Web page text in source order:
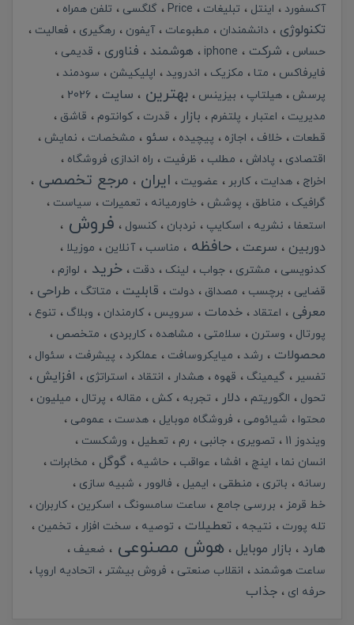
آکسفورد
اینتل تبلیغات Price گلگسی تلفن همراه
تکنولوژی دانشمندان مطبوعات آیفون رهگیری
فعالیت
حساس
شرکت iphone هوشمند فناوری
قدیمی
فایرفاکس
متا مکزیک اندروید اپلیکیشن
سودمند
پرسش
هیلتاپ بیزینس بهترین سایت
2026
مدیریت
اعتبار پلتفرم بازار قدرت کوانتوم
قاشق
قطعات
خلاف اجازه پیچیده سئو مشخصات
نمایش
اقتصادی
پاداش مطلب ظرفیت
راه اندازی فروشگاه
اخراج
هدایت کاربر عضویت ایران مرجع تخصصی
گرافیک مناطق پوشش خاورمیانه تعمیرات
سیاست
استعفا
نشریه اسکایپ نردبان کنسول فروش
دوربین سرعت حافظه مناسب آنلاین
موزیلا
کدنویسی
مشتری جواب لینک دقت خرید
لوازم
قضایی
برچسب مصداق دولت قابلیت متاتگ
طراحی
معرفی
اعتقاد خدمات سرویس کارمندان وبلاگ
تنوع
پورتال
وسترن سلامتی مشاهده کاربردی متخصص
محصولات رشد میایکروسافت عملکرد پیشرفت
سئوال
تفسیر
گیمینگ قهوه هشدار انتقاد استراتژی افزایش
تحول الگوریتم دلار تجربه کش مقاله پرتال
میلیون
محتوا
شیائومی فروشگاه موبایل هدست
عمومی
ویندوز 11
تصویری جانبی رم تعطیل
ورشکست
انسان نما
اینچ افشا عواقب حاشیه گوگل
مخابرات
رسانه
باتری منطقی ایمیل فالوور
شبیه سازی
خط قرمز
بررسی جامع ساعت سامسونگ اسکرین
کاربران
تله پورت
نتیجه تعطیلات توصیه سخت افزار تخمین
هارد بازار موبایل هوش مصنوعی
ضعیف
ساعت هوشمند
انقلاب صنعتی فروش بیشتر
اتحادیه اروپا
حرفه ای
جذاب